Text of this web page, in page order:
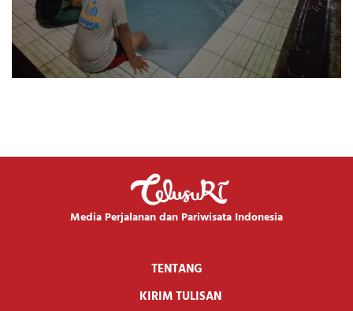
Media Perjalanan dan Pariwisata Indonesia
TENTANG
KIRIM TULISAN